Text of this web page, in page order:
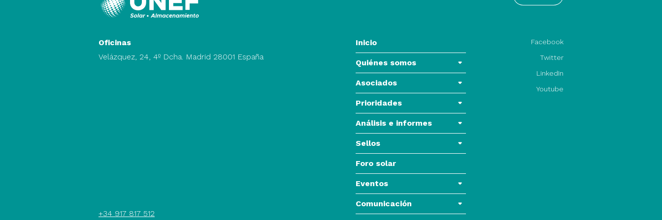
Oficinas
Velázquez, 24, 4º Dcha. Madrid 28001 España
+34 917 817 512
Inicio
Quiénes somos
Asociados
Prioridades
Análisis e informes
Sellos
Foro solar
Eventos
Comunicación
Facebook
Twitter
LinkedIn
Youtube